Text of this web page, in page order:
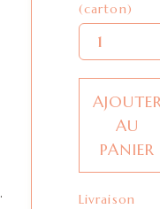
(carton)
AU
PANIER
Livraison